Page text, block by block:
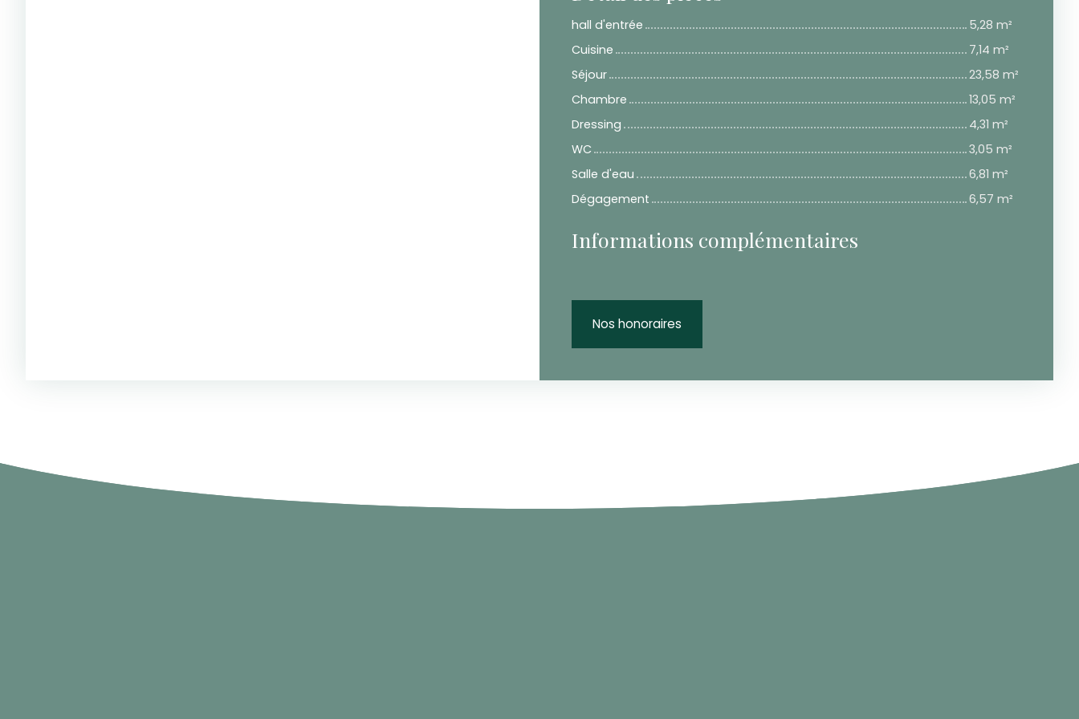
hall d'entrée
5,28 m²
Cuisine
7,14 m²
Séjour
23,58 m²
Chambre
13,05 m²
Dressing
4,31 m²
WC
3,05 m²
Salle d'eau
6,81 m²
Dégagement
6,57 m²
Informations complémentaires
Nos honoraires